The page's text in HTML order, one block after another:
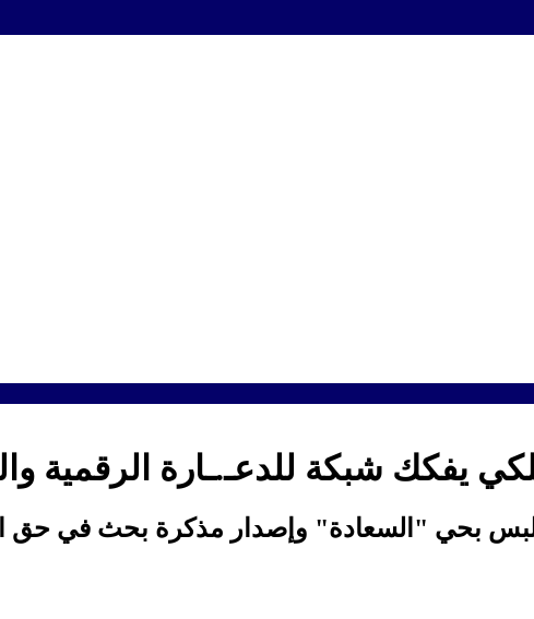
يفكك شبكة للدعـ.ـارة الرقمية
بحي "السعادة" وإصدار مذكرة بحث في حق